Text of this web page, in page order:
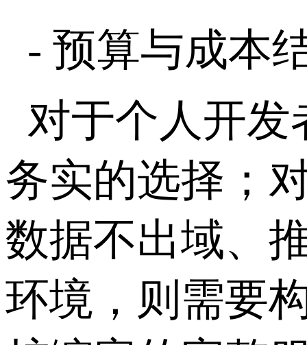
- 预算与成本
对于个人开发
务实的选择；
数据不出域、
环境，则需要